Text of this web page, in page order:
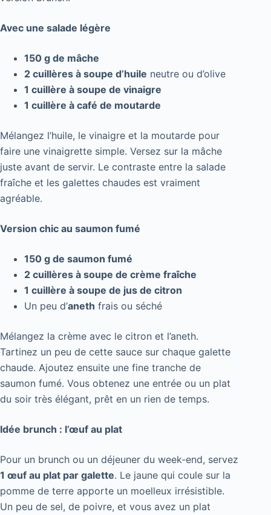
Avec une salade légère
150 g de mâche
2 cuillères à soupe d’huile neutre ou d’olive
1 cuillère à soupe de vinaigre
1 cuillère à café de moutarde
Mélangez l’huile, le vinaigre et la moutarde pour
faire une vinaigrette simple. Versez sur la mâche
juste avant de servir. Le contraste entre la salade
fraîche et les galettes chaudes est vraiment
agréable.
Version chic au saumon fumé
150 g de saumon fumé
2 cuillères à soupe de crème fraîche
1 cuillère à soupe de jus de citron
Un peu d’aneth frais ou séché
Mélangez la crème avec le citron et l’aneth.
Tartinez un peu de cette sauce sur chaque galette
chaude. Ajoutez ensuite une fine tranche de
saumon fumé. Vous obtenez une entrée ou un plat
du soir très élégant, prêt en un rien de temps.
Idée brunch : l’œuf au plat
Pour un brunch ou un déjeuner du week-end, servez
1 œuf au plat par galette. Le jaune qui coule sur la
pomme de terre apporte un moelleux irrésistible.
Un peu de sel, de poivre, et vous avez un plat